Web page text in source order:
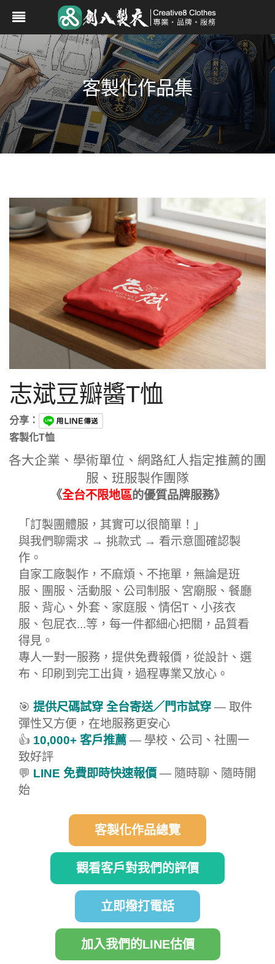
客製化作品集
志斌豆瓣醬T恤
分享：
客製化T恤
各大企業、學術單位、網路紅人指定推薦的團
服、班服製作團隊
《全台不限地區的優質品牌服務》
「訂製團體服，其實可以很簡單！」
與我們聊需求 → 挑款式 → 看示意圖確認製
作。
自家工廠製作，不麻煩、不拖單，無論是班
服、團服、活動服、公司制服、宮廟服、餐廳
服、背心、外套、家庭服、情侶T、小孩衣
服、包屁衣...等，每一件都細心把關，品質看
得見。
專人一對一服務，提供免費報價，從設計、選
布、印刷到完工出貨，過程專業又放心。
🎯 提供尺碼試穿 全台寄送／門市試穿 — 取件
彈性又方便，在地服務更安心
👍 10,000+ 客戶推薦 — 學校、公司、社團一
致好評
💬 LINE 免費即時快速報價 — 隨時聊、隨時開
始
客製化作品總覽
觀看客戶對我們的評價
立即撥打電話
加入我們的LINE估價